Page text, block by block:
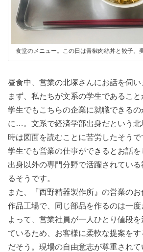
食堂のメニュー。この日は青椒肉絲丼と餃子。
昼食中、営業の北塚さんにお話を伺い
まず、私たちが文系の学生であるこ
学生でもこちらの企業に就職できる
に…。文系で経済学部出身だという北
時は図面を読むことに苦労したそう
学生でも営業の仕事ができるとお話を
出身以外の専門分野で活躍されてい
るそうです。
また、『西野精器製作所』の営業の
作品工場で、同じ部品を作るのは一
よって、営業社員が一人ひとり値段
ているため、お客様に柔軟な提案を
だそう。現場の自由意志が尊重され